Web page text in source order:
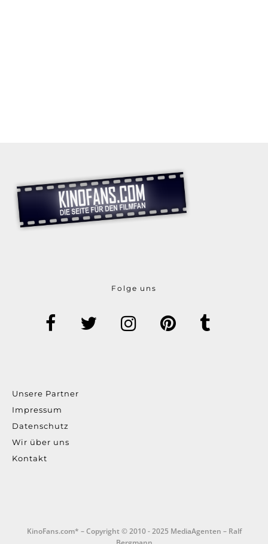
Folge uns
Unsere Partner
Impressum
Datenschutz
Wir über uns
Kontakt
KinoFans.com* – Copyright © 2010 - 2025 MediaAgenten – Ralf